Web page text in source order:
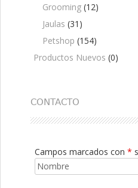
Grooming (12)
Jaulas (31)
Petshop (154)
Productos Nuevos (0)
CONTACTO
Campos marcados con *